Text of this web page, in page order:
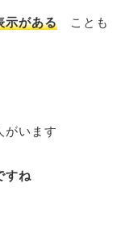
がある ことも
います
すね